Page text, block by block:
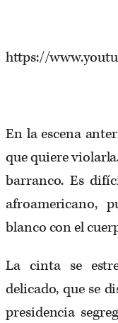
https://
En la escena
que quiere
barranco. Es
afroamericano,
blanco con el
La cinta se
delicado, que se
presidencia